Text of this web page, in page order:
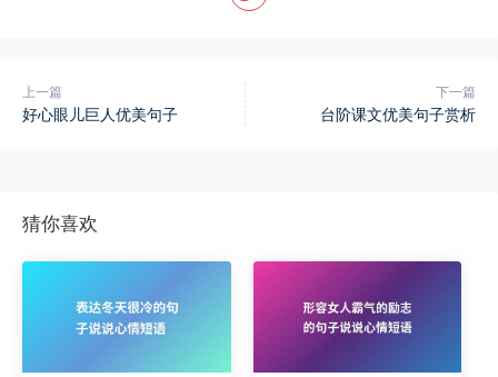
上一篇
好心眼儿巨人优美句子
下一篇
台阶课文优美句子赏析
猜你喜欢